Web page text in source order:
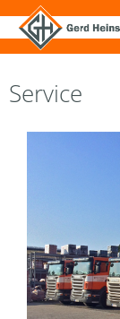
Service